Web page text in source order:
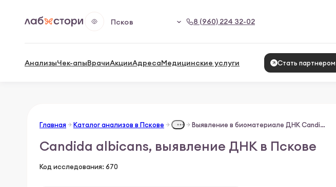
Псков 8 (960) 224 32-02
АнализыЧек-апыВрачиАкцииАдресаМедицинские услуги Стать партнером
Главная Каталог анализов в Пскове Выявление в биоматериале ДНК Candida albicans
Candida albicans, выявление ДНК в Пскове
Код исследования: 670